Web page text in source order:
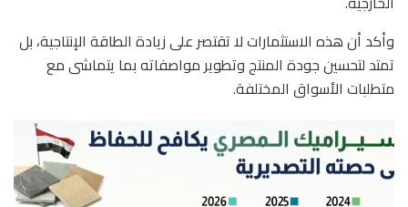
وأكد أن هذه الاستثمارات لا تقتصر على زيادة الطاقة الإنتاجية، بل
تمتد لتحسين جودة المنتج وتطوير مواصفاته بما يتماشى مع
متطلبات الأسواق المختلفة.